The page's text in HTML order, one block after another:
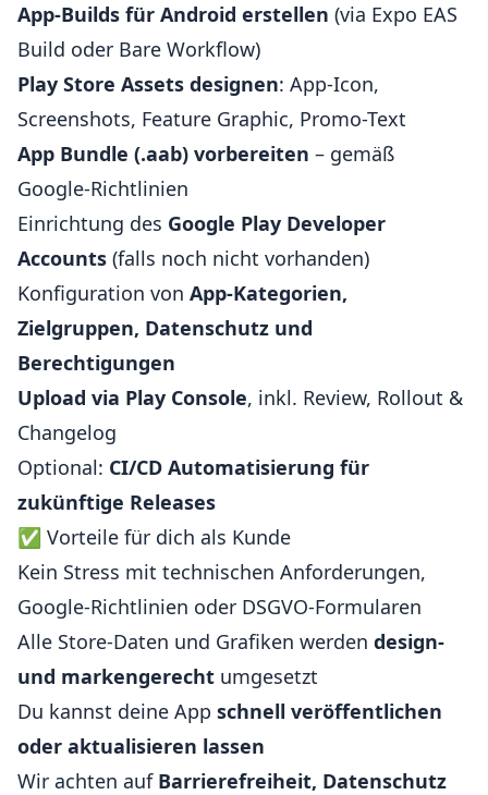
App-Builds für Android erstellen (via Expo EAS
Build oder Bare Workflow)
Play Store Assets designen: App-Icon,
Screenshots, Feature Graphic, Promo-Text
App Bundle (.aab) vorbereiten – gemäß
Google-Richtlinien
Einrichtung des Google Play Developer
Accounts (falls noch nicht vorhanden)
Konfiguration von App-Kategorien,
Zielgruppen, Datenschutz und
Berechtigungen
Upload via Play Console, inkl. Review, Rollout &
Changelog
Optional: CI/CD Automatisierung für
zukünftige Releases
✅ Vorteile für dich als Kunde
Kein Stress mit technischen Anforderungen,
Google-Richtlinien oder DSGVO-Formularen
Alle Store-Daten und Grafiken werden design-
und markengerecht umgesetzt
Du kannst deine App schnell veröffentlichen
oder aktualisieren lassen
Wir achten auf Barrierefreiheit, Datenschutz